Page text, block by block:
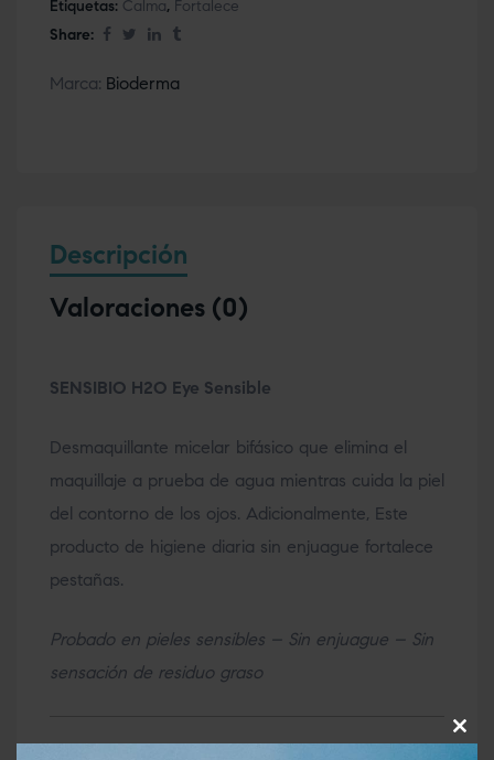
Etiquetas: Calma, Fortalece
Share:
Marca: Bioderma
Descripción
Valoraciones (0)
SENSIBIO H2O Eye Sensible
Desmaquillante micelar bifásico que elimina el
maquillaje a prueba de agua mientras cuida la piel
del contorno de los ojos. Adicionalmente, Este
producto de higiene diaria sin enjuague fortalece
pestañas.
Probado en pieles sensibles – Sin enjuague – Sin
sensación de residuo graso